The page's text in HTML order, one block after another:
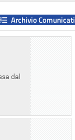
dal
Archivio Comunicati